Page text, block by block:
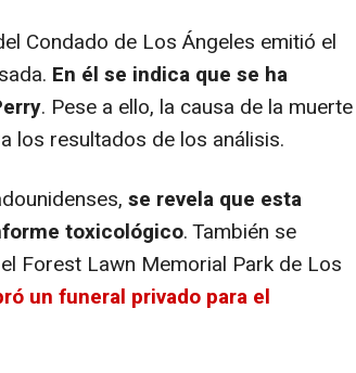
Condado de Los Ángeles emitió el
En él se indica que se ha
. Pese a ello, la causa de la muerte
los resultados de los análisis.
se revela que esta
toxicológico. También se
Forest Lawn Memorial Park de Los
un funeral privado para el